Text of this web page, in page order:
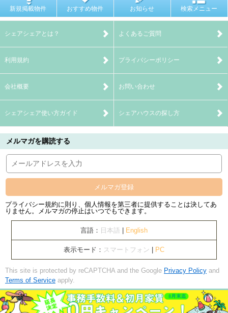
新規掲載物件 おすすめ物件 お知らせ 検索メニュー
シェアシェアとは？ よくあるご質問
利用規約 プライバシーポリシー
会社概要 お問い合わせ
シェアシェア使い方ガイド シェアハウスの探し方
メルマガを購読する
メルマガ登録
プライバシー規約に則り、個人情報を第三者に提供することは決してあ
りません。メルマガの停止はいつでもできます。
言語： 日本語 English
表示モード： スマートフォン PC
This site is protected by reCAPTCHA and the Google Privacy Policy and
Terms of Service apply.
Copyright© banquets Inc. All Rights Reserved